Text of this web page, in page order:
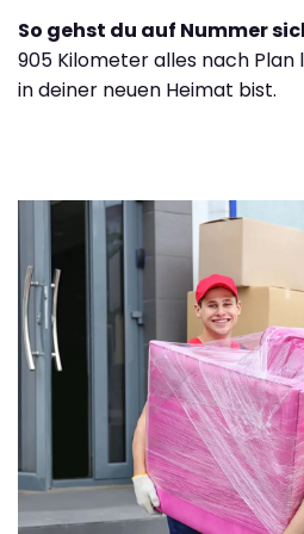
So gehst du auf Nummer
905 Kilometer alles nach
in deiner neuen Heimat bist.